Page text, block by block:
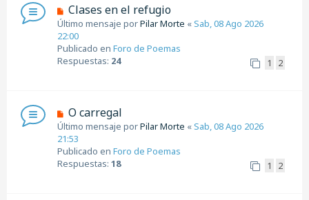
n
s
a
j
e
N
u
e
v
o
s
a
j
e
Clases en el refugio
Último mensaje porPilar Morte «Sab, 08 Ago 2026
22:00
Publicado en Foro de Poemas
Respuestas: 24 1 2
N
u
e
v
o
O carregal
Último mensaje porPilar Morte «Sab, 08 Ago 2026
21:53
Publicado en Foro de Poemas
Respuestas: 18 1 2